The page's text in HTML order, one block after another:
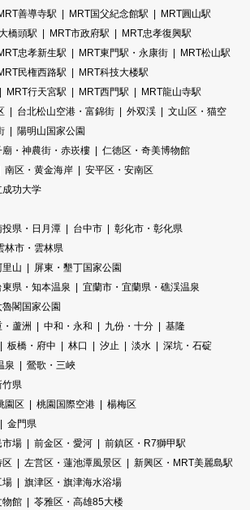
善導寺駅 MRT国父紀念館駅
MRT圓山駅
橋頭駅 MRT市政府駅
MRT忠孝復興駅
忠孝新生駅 MRT東門駅・永康街
MRT松山駅
民権西路駅
MRT科技大楼駅
MRT行天宮駅 MRT西門駅
MRT龍山寺駅
台北松山空港・富錦街 外双渓
文山区・猫空
陽明山国家公園
・神農街・赤崁樓
仁徳区・奇美博物館
南区・黄金海岸
安平区・安南区
成功大学
県・日月潭 台中市
彰化市・彰化県
林市・雲林県
山
屏東・墾丁国家公園
県・知本温泉
宜蘭市・宜蘭県・礁渓温泉
閣国家公園
蘆洲 中和・永和 九份・十分
基隆
板橋・府中 林口 汐止 淡水
深坑・石碇
泉
鶯歌・三峽
竹県
園区 桃園国際空港
楊梅区
金門県
市場 前金区・愛河
前鎮区・R7獅甲駅
区
左営区・蓮池潭風景区
新興区・MRT美麗島駅
場
旗津区・旗津海水浴場
物館
苓雅区・高雄85大楼